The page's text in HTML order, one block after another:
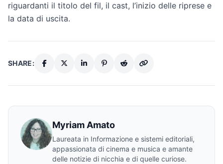
riguardanti il titolo del fil, il cast, l’inizio delle riprese e
la data di uscita.
SHARE:
Myriam Amato
Laureata in Informazione e sistemi editoriali,
appassionata di cinema e musica e amante
delle notizie di nicchia e di quelle curiose.